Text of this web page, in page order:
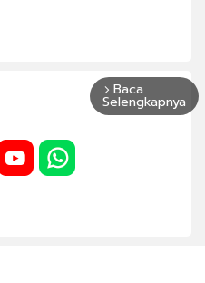
arrow_forward_ios Baca
Selengkapnya